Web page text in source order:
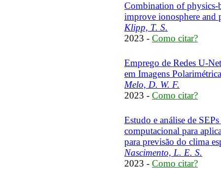
Combination of physics-
improve ionosphere and
Klipp, T. S.
2023 - Como citar?
Emprego de Redes U-
em Imagens
Melo, D. W. F.
2023 - Como citar?
Estudo e análise de
computacional para
para previsão do clima
Nascimento, L. E. S.
2023 - Como citar?